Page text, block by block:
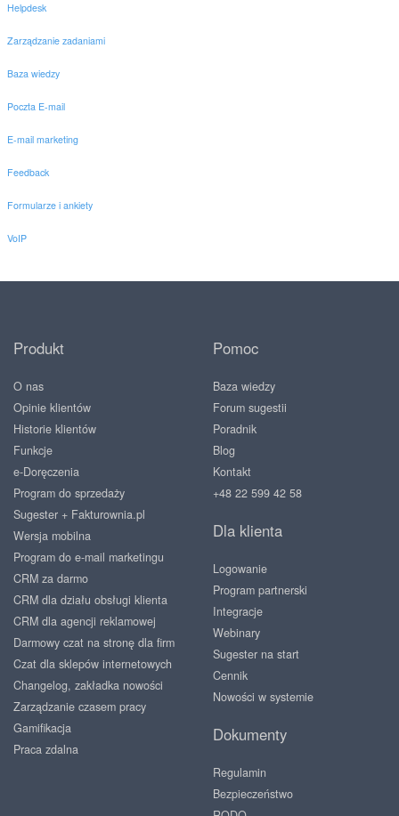
Helpdesk
Zarządzanie zadaniami
Baza wiedzy
Poczta E-mail
E-mail marketing
Feedback
Formularze i ankiety
VoIP
Produkt
O nas
Opinie klientów
Historie klientów
Funkcje
e-Doręczenia
Program do sprzedaży
Sugester + Fakturownia.pl
Wersja mobilna
Program do e-mail marketingu
CRM za darmo
CRM dla działu obsługi klienta
CRM dla agencji reklamowej
Darmowy czat na stronę dla firm
Czat dla sklepów internetowych
Changelog, zakładka nowości
Zarządzanie czasem pracy
Gamifikacja
Praca zdalna
Pomoc
Baza wiedzy
Forum sugestii
Poradnik
Blog
Kontakt
+48 22 599 42 58
Dla klienta
Logowanie
Program partnerski
Integracje
Webinary
Sugester na start
Cennik
Nowości w systemie
Dokumenty
Regulamin
Bezpieczeństwo